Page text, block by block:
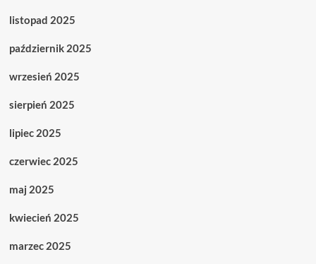
listopad 2025
październik 2025
wrzesień 2025
sierpień 2025
lipiec 2025
czerwiec 2025
maj 2025
kwiecień 2025
marzec 2025